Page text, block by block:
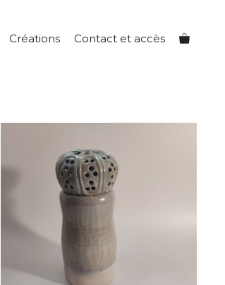
Créations Contact et accès